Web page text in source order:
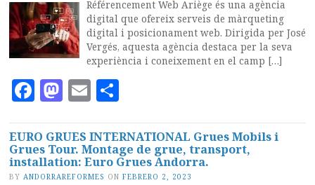
Référencement Web Ariège és una agència
digital que ofereix serveis de màrqueting
digital i posicionament web. Dirigida per José
Vergés, aquesta agència destaca per la seva
experiència i coneixement en el camp […]
Facebook
Mastodon
Email
EURO GRUES INTERNATIONAL Grues Mobils i
Grues Tour. Montage de grue, transport,
installation: Euro Grues Andorra.
BY ANDORRAREFORMES ON FEBRERO 2, 2023